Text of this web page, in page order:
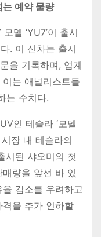
예약 물량
델 ‘YU7’이 출시
. 이 신차는 출시
을 기록하며, 업계
는 애널리스트들
는 수치다.
인 테슬라 ‘모델
장 내 테슬라의
시된 샤오미의 첫
매량을 앞선 바 있
감소를 우려하고
을 추가 인하할